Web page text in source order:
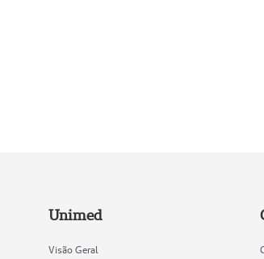
Unimed
Visão Geral